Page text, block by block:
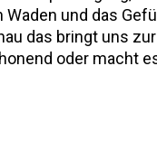
Waden und das
das bringt uns
oder macht
schadet den